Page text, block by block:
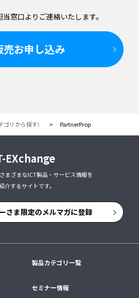
当窓口より ご連絡いたします。
売お申し込み
リから探す） PartnerProp
EXchange
まざまなICT製品・サービス情報を
介するサイトです。
さま限定のメルマガに登録
製品カテゴリ一覧
セミナー情報